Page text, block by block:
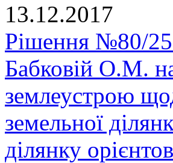
13.12.2017
Рішення №80/25
Бабковій О.М. на
землеустрою
земельної
ділянку